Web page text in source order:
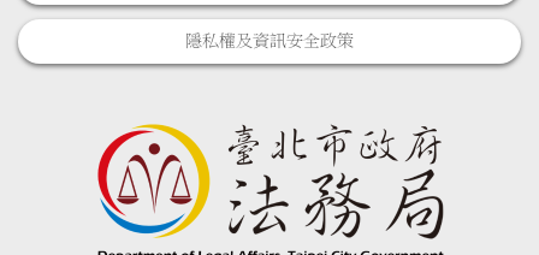
隱私權及資訊安全政策